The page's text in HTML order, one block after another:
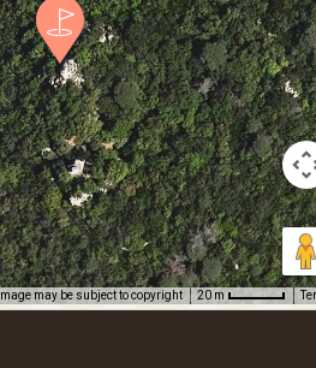
Image may be subject to copyright 20 m